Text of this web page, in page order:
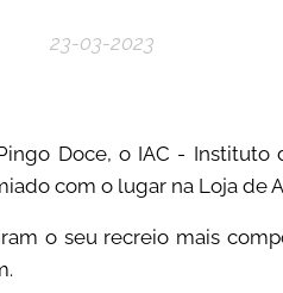
23-03-2023
Doce, o IAC - Instituto
com o lugar na Loja de
o seu recreio mais